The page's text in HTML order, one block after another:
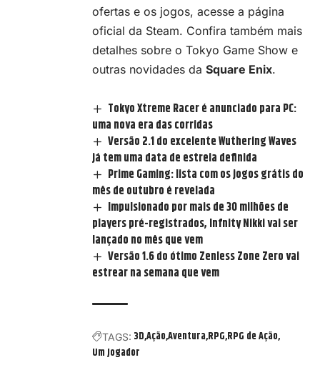
ofertas e os jogos, acesse a página
oficial da Steam. Confira também mais
detalhes sobre o Tokyo Game Show e
outras novidades da Square Enix.
Tokyo Xtreme Racer é anunciado para PC:
uma nova era das corridas
Versão 2.1 do excelente Wuthering Waves
já tem uma data de estreia definida
Prime Gaming: lista com os jogos grátis do
mês de outubro é revelada
Impulsionado por mais de 30 milhões de
players pré-registrados, Infnity Nikki vai ser
lançado no mês que vem
Versão 1.6 do ótimo Zenless Zone Zero vai
estrear na semana que vem
TAGS: 3DAçãoAventura RPG RPG de Ação
Um Jogador